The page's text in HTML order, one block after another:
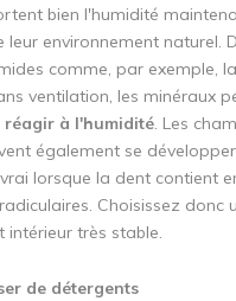
bien l'humidité
leur environnement naturel.
comme, par exemple,
ventilation, les minéraux
réagir à l'humidité. Les
également se
lorsque la dent contient
Choisissez donc
intérieur très stable.
de détergents